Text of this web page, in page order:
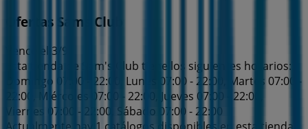
Ofertas Sams Club
Vence el 3/9
Esta tienda de Sam's Club tiene los siguientes horarios:
Domingo 07:00 - 22:00, Lunes 07:00 - 22:00, Martes 07:00 -
22:00, Miércoles 07:00 - 22:00, Jueves 07:00 - 22:00,
Viernes 07:00 - 22:00, Sábado 07:00 - 22:00